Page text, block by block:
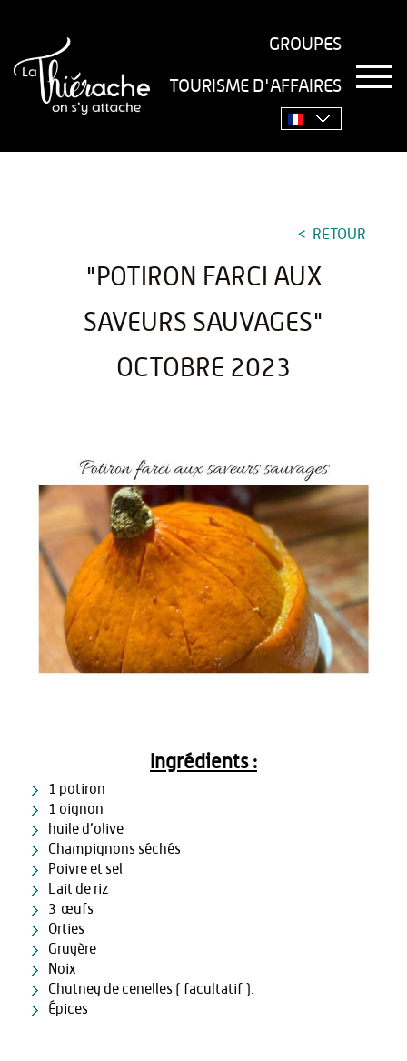
GROUPES
TOURISME D'AFFAIRES
T
o
Accueil› Séjourner Recettes›"Potiron
farci aux saveurs sauvages" octobre 2023
RETOUR
"POTIRON FARCI AUX
SAVEURS SAUVAGES"
OCTOBRE 2023
Ingrédients :
1 potiron
1 oignon
huile d’olive
Champignons séchés
Poivre et sel
Lait de riz
3 œufs
Orties
Gruyère
Noix
Chutney de cenelles ( facultatif ).
Épices